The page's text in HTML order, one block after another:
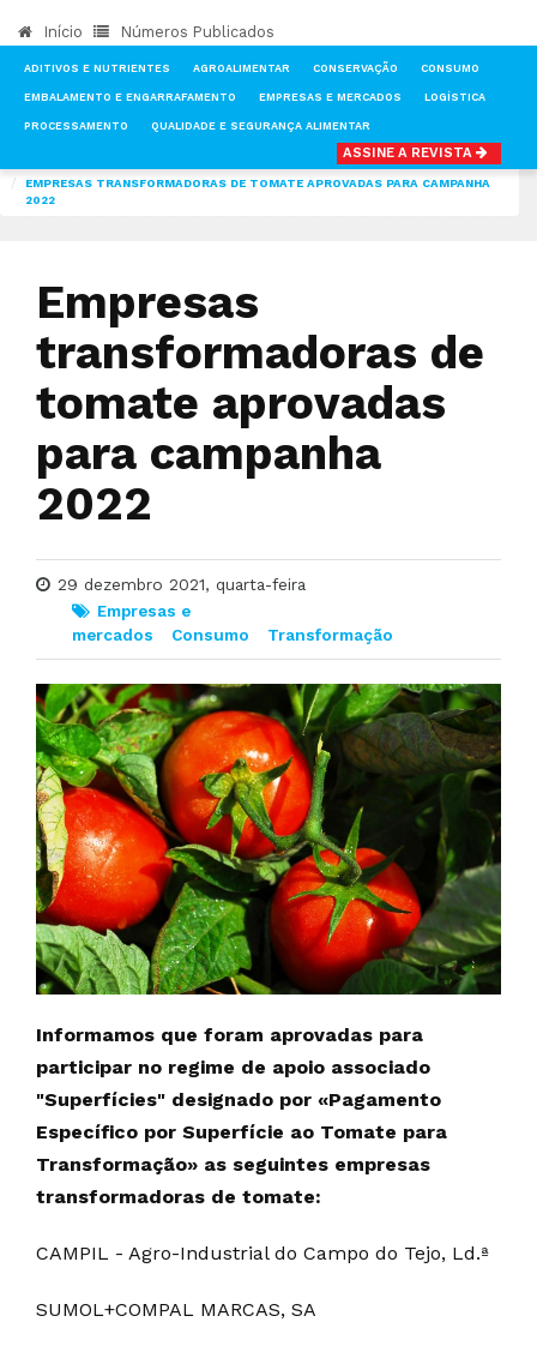
Início Números Publicados
ADITIVOS E NUTRIENTES AGROALIMENTAR CONSERVAÇÃO CONSUMO
EMBALAMENTO E ENGARRAFAMENTO EMPRESAS E MERCADOS LOGÍSTICA
PROCESSAMENTO QUALIDADE E SEGURANÇA ALIMENTAR
ASSINE A REVISTA
EMPRESAS TRANSFORMADORAS DE TOMATE APROVADAS PARA CAMPANHA
2022
Empresas
transformadoras de
tomate aprovadas
para campanha
2022
29 dezembro 2021, quarta-feira
Empresas e
mercados
Consumo Transformação
Informamos que foram aprovadas para
participar no regime de apoio associado
"Superfícies" designado por «Pagamento
Específico por Superfície ao Tomate para
Transformação» as seguintes empresas
transformadoras de tomate:
CAMPIL - Agro-Industrial do Campo do Tejo, Ld.ª
SUMOL+COMPAL MARCAS, SA